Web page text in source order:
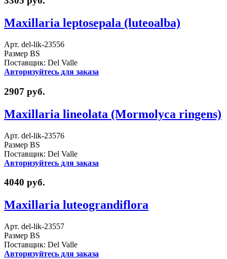
Maxillaria leptosepala (luteoalba)
Арт. del-lik-23556
Размер BS
Поставщик: Del Valle
Авторизуйтесь для заказа
2907 руб.
Maxillaria lineolata (Mormolyca ringens)
Арт. del-lik-23576
Размер BS
Поставщик: Del Valle
Авторизуйтесь для заказа
4040 руб.
Maxillaria luteograndiflora
Арт. del-lik-23557
Размер BS
Поставщик: Del Valle
Авторизуйтесь для заказа